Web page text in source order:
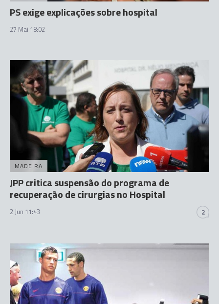
PS exige explicações sobre hospital
27 Mai 18:02
MADEIRA
JPP critica suspensão do programa de
recuperação de cirurgias no Hospital
2 Jun 11:43 2